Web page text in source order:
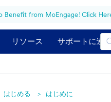
Benefit from MoEngage! Click
リソース サポートに連
はじめる はじめに